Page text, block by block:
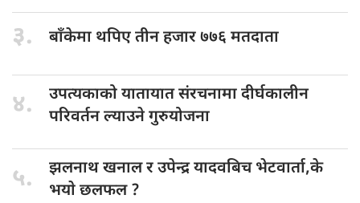
३. बाँकेमा थपिएतीन हजार ७७६ मतदाता
४. उपत्यकाको यातायातसंरचनामा दीर्घकालीन
परिवर्तन ल्याउने गुरुयोजना
५. झलनाथ खनालर उपेन्द्र यादवबिच भेटवार्ता,के
भयाे छलफल ?